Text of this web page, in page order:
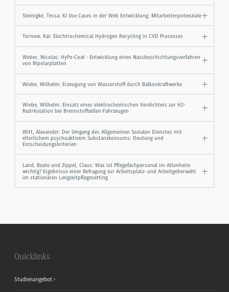
Steinigke, Tessa: KI Use Cases in der Web Entwicklung: Mitarbeiterpotenziale
Tornow, Kai: Elechtrochemical Hydrogen Recycling in CVD Processes
Weber, Nicolas: HyPo-Coat - Entwicklung eines Nassbeschichtungsverfahren
von Bipolarplatten
Wiebe, Wilhelm: Erzeugung von Wasserstoff durch Balkonkraftwerke
Wiebe, Wilhelm: Einsatz eines elektrochemischen Verdichters zur H2-
Rezirkulation bei Brennstoffzellen-Fahrzeugen
Witt, Alexander: Der Umgang des Allgemeinen Sozialen Dienstes mit
elterlichem psychoaktivem Substanzkonsums: Deutung und
Entscheidungskriterien
Land, Beate und Zippel, Claus: Was ist Pflegefachpersonal im Altenheim
wichtig? Ergebnisse einer Befragung zur Arbeitsplatz- und Arbeitgeberwahl
im stationären Langzeitpflegesetting
Quicklinks
Studienangebot